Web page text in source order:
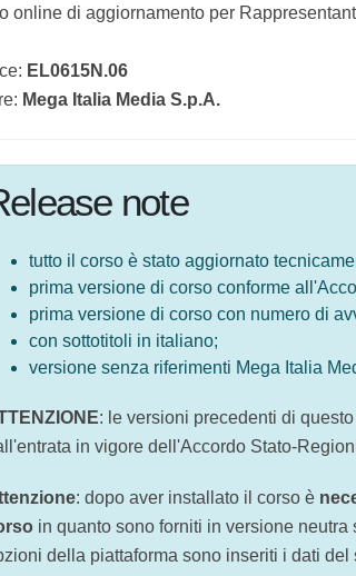
online di aggiornamento per
EL0615N.06
Mega Italia Media S.p.A.
note
tutto il corso è stato aggiornato
didattici);
prima versione di corso conforme
prima versione di corso con numero
con sottotitoli in italiano;
: le versioni precedenti di
: dopo aver installato il corso è
fine corsoin quanto sono forniti in